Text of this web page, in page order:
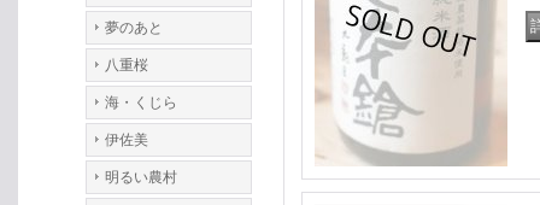
夢のあと
八重桜
海・くじら
伊佐美
明るい農村